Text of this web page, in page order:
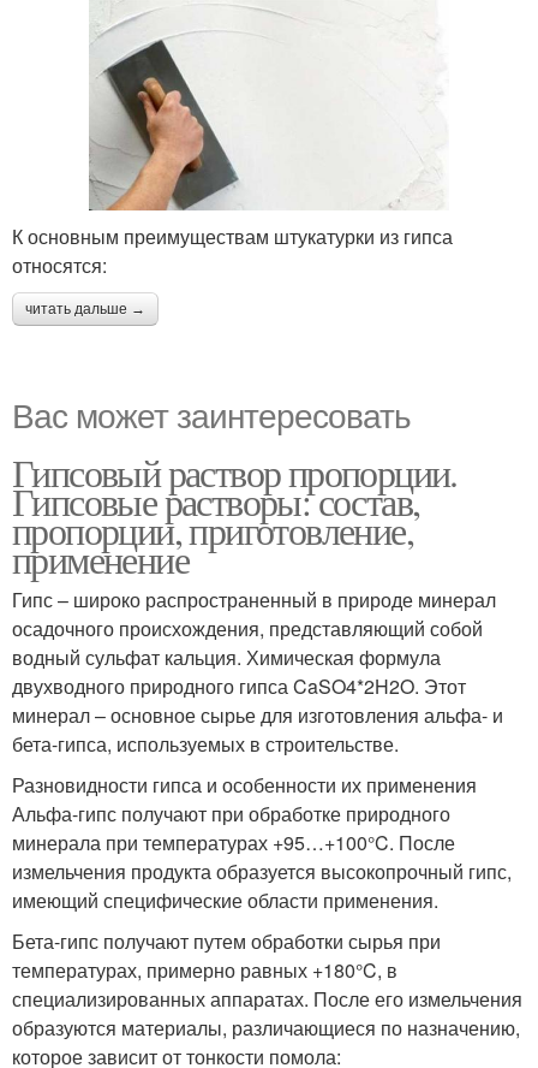
К основным преимуществам штукатурки из гипса
относятся:
читать дальше →
Вас может заинтересовать
Гипсовый раствор пропорции.
Гипсовые растворы: состав,
пропорции, приготовление,
применение
Гипс – широко распространенный в природе минерал
осадочного происхождения, представляющий собой
водный сульфат кальция. Химическая формула
двухводного природного гипса CaSO4*2H2O. Этот
минерал – основное сырье для изготовления альфа- и
бета-гипса, используемых в строительстве.
Разновидности гипса и особенности их применения
Альфа-гипс получают при обработке природного
минерала при температурах +95…+100°C. После
измельчения продукта образуется высокопрочный гипс,
имеющий специфические области применения.
Бета-гипс получают путем обработки сырья при
температурах, примерно равных +180°C, в
специализированных аппаратах. После его измельчения
образуются материалы, различающиеся по назначению,
которое зависит от тонкости помола: